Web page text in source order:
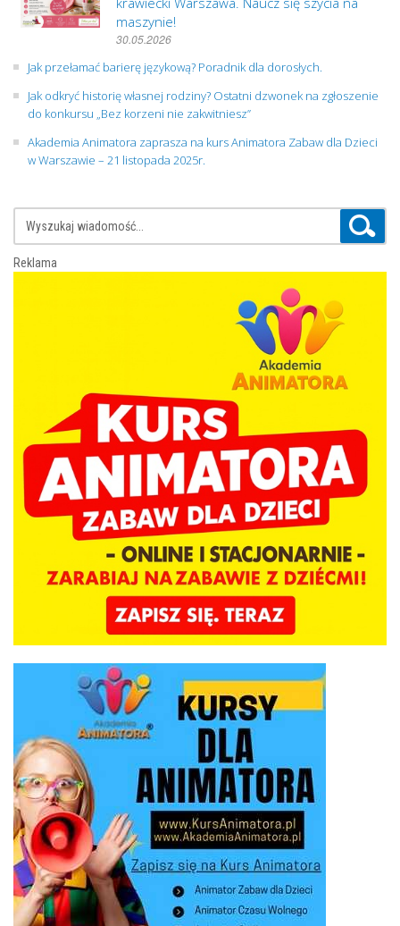
maszynie!
30.05.2026
Jak przełamać barierę językową? Poradnik dla dorosłych.
Jak odkryć historię własnej rodziny? Ostatni dzwonek na zgłoszenie
do konkursu „Bez korzeni nie zakwitniesz”
Akademia Animatora zaprasza na kurs Animatora Zabaw dla Dzieci
w Warszawie – 21 listopada 2025r.
Reklama